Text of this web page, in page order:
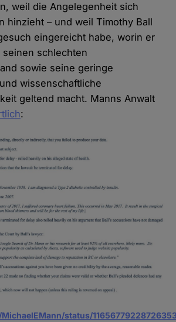
weil die Angelegenheit sich
hinzieht – und weil Timothy Ball
eingereicht habe, worin er
schlechten
sowie seine geringe
wissenschaftliche
geltend macht. Manns Anwalt
:
status/